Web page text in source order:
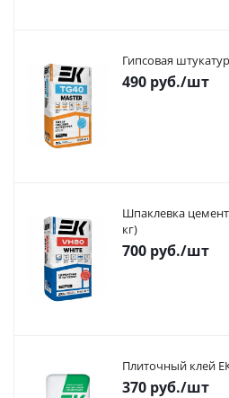
Гипсовая
490 руб./шт
Шпаклевка
кг)
700 руб./шт
Плиточный клей
370 руб./шт